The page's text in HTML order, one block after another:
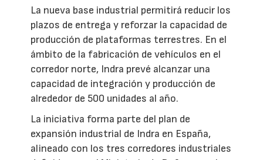
La nueva base industrial permitirá reducir los
plazos de entrega y reforzar la capacidad de
producción de plataformas terrestres. En el
ámbito de la fabricación de vehículos en el
corredor norte, Indra prevé alcanzar una
capacidad de integración y producción de
alrededor de 500 unidades al año.
La iniciativa forma parte del plan de
expansión industrial de Indra en España,
alineado con los tres corredores industriales